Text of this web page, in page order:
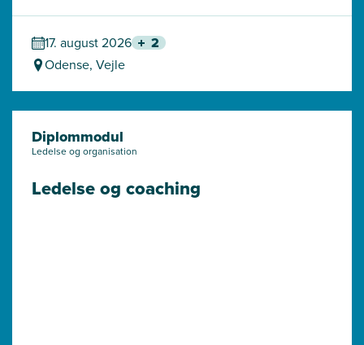
17. august 2026 2
Odense, Vejle
Diplommodul
Ledelse og organisation
Ledelse og coaching